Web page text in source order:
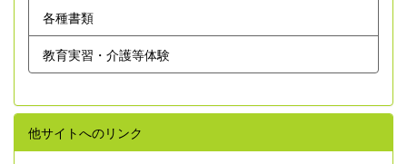
各種書類
教育実習・介護等体験
他サイトへのリンク